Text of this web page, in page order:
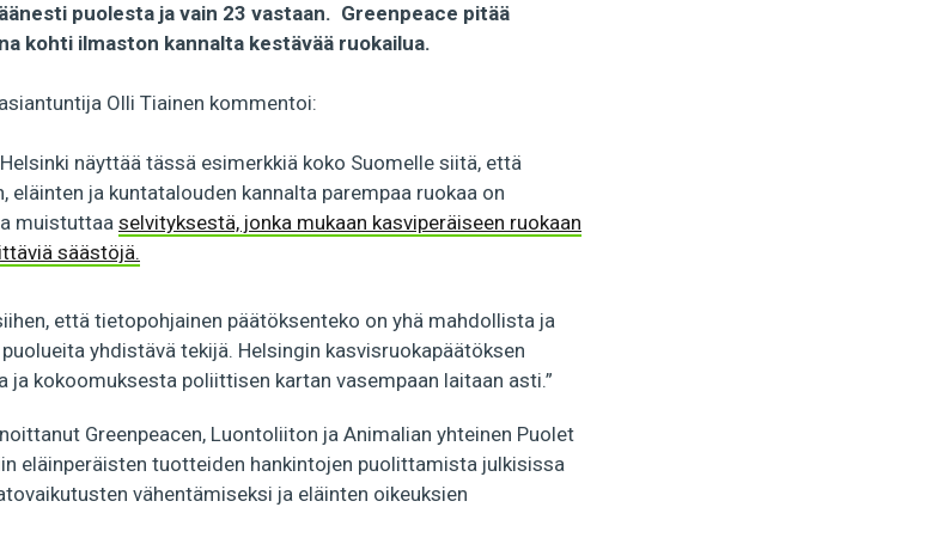
puolesta ja vain 23 vastaan. Greenpeace pitää
kohti ilmaston kannalta kestävää ruokailua.
Olli Tiainen kommentoi:
näyttää tässä esimerkkiä koko Suomelle siitä, että
ja kuntatalouden kannalta parempaa ruokaa on
muistuttaa selvityksestä, jonka mukaan kasviperäiseen ruokaan
säästöjä.
että tietopohjainen päätöksenteko on yhä mahdollista ja
yhdistävä tekijä. Helsingin kasvisruokapäätöksen
kokoomuksesta poliittisen kartan vasempaan laitaan asti.”
Greenpeacen, Luontoliiton ja Animalian yhteinen Puolet
eläinperäisten tuotteiden hankintojen puolittamista julkisissa
vähentämiseksi ja eläinten oikeuksien